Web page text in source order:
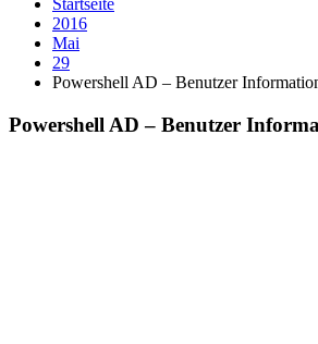
Startseite
2016
Mai
29
Powershell AD – Benutzer
Powershell AD – Benutzer